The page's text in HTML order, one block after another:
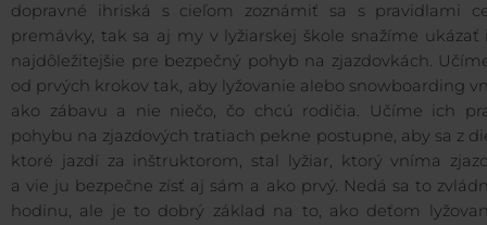
dopravné ihriská s cieľom zoznámiť sa s pravidlami
premávky, tak sa aj my v lyžiarskej škole snažíme
najdôležitejšie pre bezpečný pohyb na zjazdovkách.
od prvých krokov tak, aby lyžovanie alebo snowboarding
ako zábavu a nie niečo, čo chcú rodičia. Učíme ich
pohybu na zjazdových tratiach pekne postupne, aby sa z
ktoré jazdí za inštruktorom, stal lyžiar, ktorý vníma
a vie ju bezpečne zísť aj sám a ako prvý. Nedá sa to
hodinu, ale je to dobrý základ na to, ako deťom